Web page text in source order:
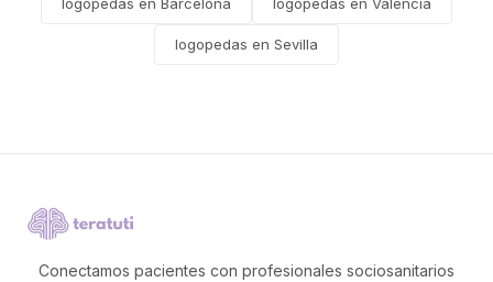
logopedas en Sevilla
Conectamos pacientes con profesionales sociosanitarios